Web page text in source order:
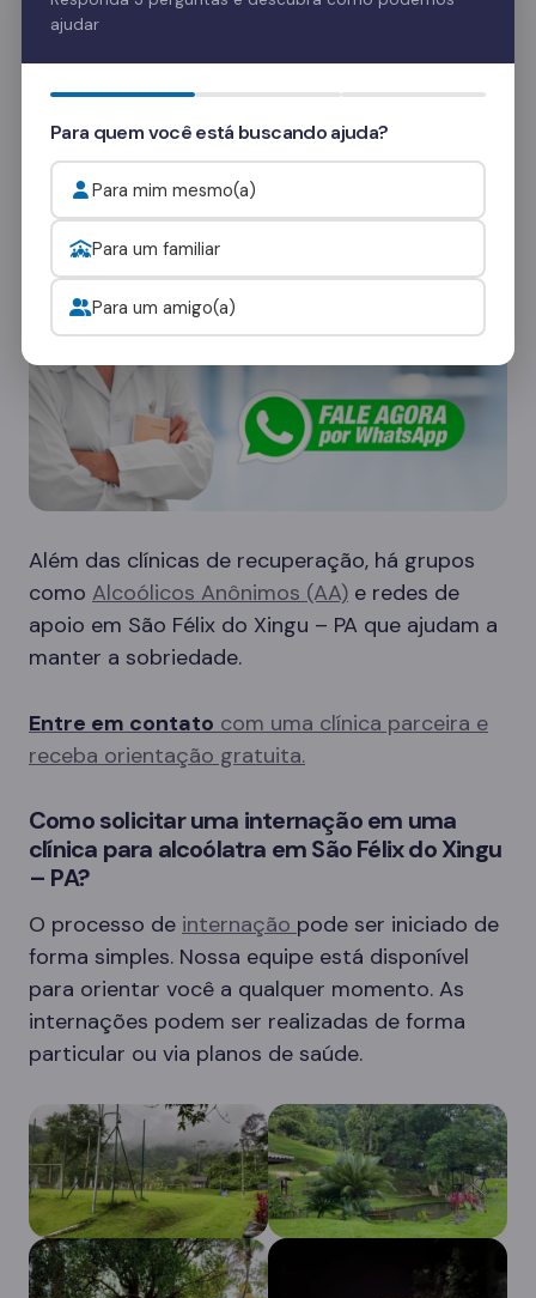
Quer saber mais? Fale com nossos
consultorese veja como funcionam as visitas.
Onde procurar ajuda para o alcoolismo?
Além das clínicas de recuperação, há grupos
como Alcoólicos Anônimos (AA) e redes de
apoio em São Félix do Xingu – PA que ajudam a
manter a sobriedade.
Entre em contato com uma clínica parceira e
receba orientação gratuita.
Como solicitar uma internação em uma
clínica para alcoólatra em São Félix do Xingu
– PA?
O processo de internação pode ser iniciado de
forma simples. Nossa equipe está disponível
para orientar você a qualquer momento. As
internações podem ser realizadas de forma
particular ou via planos de saúde.
ajudar
Para quem você está buscando ajuda?
Para mim mesmo(a)
Para um familiar
Para um amigo(a)